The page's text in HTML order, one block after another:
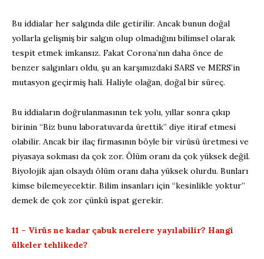
Bu iddialar her salgında dile getirilir. Ancak bunun doğal
yollarla gelişmiş bir salgın olup olmadığını bilimsel olarak
tespit etmek imkansız. Fakat Corona’nın daha önce de
benzer salgınları oldu, şu an karşımızdaki SARS ve MERS’in
mutasyon geçirmiş hali. Haliyle olağan, doğal bir süreç.
Bu iddiaların doğrulanmasının tek yolu, yıllar sonra çıkıp
birinin “Biz bunu laboratuvarda ürettik” diye itiraf etmesi
olabilir. Ancak bir ilaç firmasının böyle bir virüsü üretmesi ve
piyasaya sokması da çok zor. Ölüm oranı da çok yüksek değil.
Biyolojik ajan olsaydı ölüm oranı daha yüksek olurdu. Bunları
kimse bilemeyecektir. Bilim insanları için “kesinlikle yoktur”
demek de çok zor çünkü ispat gerekir.
11 – Virüs ne kadar çabuk nerelere yayılabilir? Hangi
ülkeler tehlikede?